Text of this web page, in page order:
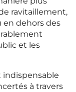
ravitaillement,
dehors des
et les
indispensable
à travers